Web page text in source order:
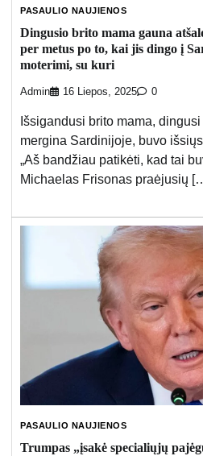
PASAULIO NAUJIENOS
Dingusio brito mama gauna
per metus po to, kai jis dingo į
moterimi, su kuri
Admin 16 Liepos, 2025 0
Išsigandusi brito mama,
mergina Sardinijoje, buvo
„Aš bandžiau patikėti, kad tai
Michaelas Frisonas praėjusių
PASAULIO NAUJIENOS
Trumpas „įsakė specialiųjų